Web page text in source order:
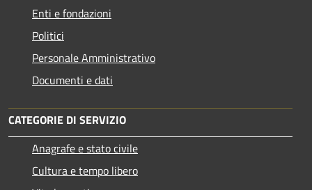
Enti e fondazioni
Politici
Personale Amministrativo
Documenti e dati
CATEGORIE DI SERVIZIO
Anagrafe e stato civile
Cultura e tempo libero